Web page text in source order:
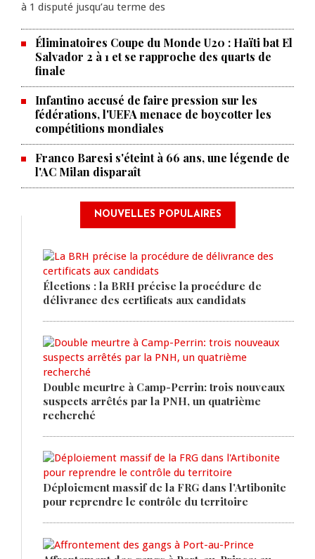
à 1 disputé jusqu’au terme des
Éliminatoires Coupe du Monde U20 : Haïti bat El
Salvador 2 à 1 et se rapproche des quarts de
finale
Infantino accusé de faire pression sur les
fédérations, l'UEFA menace de boycotter les
compétitions mondiales
Franco Baresi s'éteint à 66 ans, une légende de
l'AC Milan disparaît
NOUVELLES POPULAIRES
Élections : la BRH précise la procédure de
délivrance des certificats aux candidats
Double meurtre à Camp-Perrin: trois nouveaux
suspects arrêtés par la PNH, un quatrième
recherché
Déploiement massif de la FRG dans l'Artibonite
pour reprendre le contrôle du territoire